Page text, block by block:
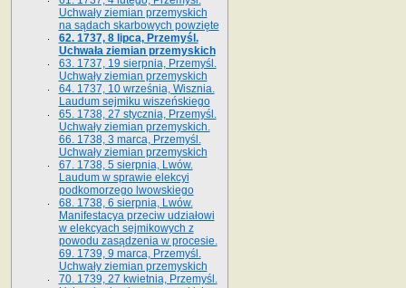
Uchwały ziemian przemyskich
na sądach skarbowych powzięte
62. 1737, 8 lipca, Przemyśl.
Uchwała ziemian przemyskich
63. 1737, 19 sierpnia, Przemyśl.
Uchwały ziemian przemyskich
64. 1737, 10 września, Wisznia.
Laudum sejmiku wiszeńskiego
65. 1738, 27 stycznia, Przemyśl.
Uchwały ziemian przemyskich­­.
66. 1738, 3 marca, Przemyśl.
Uchwały ziemian przemyskich­
67. 1738, 5 sierpnia, Lwów.
Laudum w sprawie elekcyi
podkomorzego lwowskiego
68. 1738, 6 sierpnia, Lwów.
Manifestacya przeciw udziałowi
w elekcyach sejmikowych z
powodu zasądzenia w procesie.
69. 1739, 9 marca, Przemyśl.
Uchwały ziemian przemyskich
70. 1739, 27 kwietnia, Przemyśl.